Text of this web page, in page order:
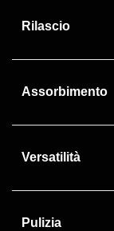
Rilascio
Assorbimento
Versatilità
Pulizia